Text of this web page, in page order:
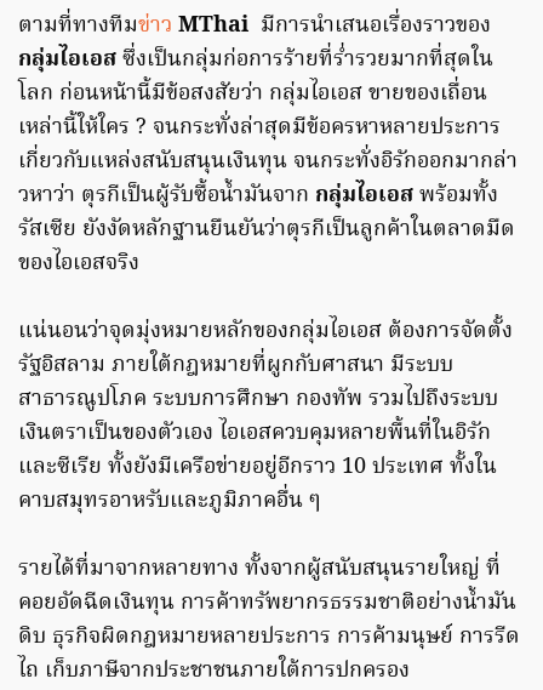
ตามที่ทางทีมข่าว MThai มีการนำเสนอเรื่องราวของ
กลุ่มไอเอสซึ่งเป็นกลุ่มก่อการร้ายที่ร่ำรวยมากที่สุดใน
โลก ก่อนหน้านี้มีข้อสงสัยว่า กลุ่มไอเอส ขายของเถื่อน
เหล่านี้ให้ใคร ? จนกระทั่งล่าสุดมีข้อครหาหลายประการ
เกี่ยวกับแหล่งสนับสนุนเงินทุน จนกระทั่งอิรักออกมากล่า
วหาว่า ตุรกีเป็นผู้รับซื้อน้ำมันจาก กลุ่มไอเอสพร้อมทั้ง
รัสเซีย ยังงัดหลักฐานยืนยันว่าตุรกีเป็นลูกค้าในตลาดมืด
ของไอเอสจริง
แน่นอนว่าจุดมุ่งหมายหลักของกลุ่มไอเอส ต้องการจัดตั้ง
รัฐอิสลาม ภายใต้กฎหมายที่ผูกกับศาสนา มีระบบ
สาธารณูปโภค ระบบการศึกษา กองทัพ รวมไปถึงระบบ
เงินตราเป็นของตัวเอง ไอเอสควบคุมหลายพื้นที่ในอิรัก
และซีเรีย ทั้งยังมีเครือข่ายอยู่อีกราว 10 ประเทศ ทั้งใน
คาบสมุทรอาหรับและภูมิภาคอื่น ๆ
รายได้ที่มาจากหลายทาง ทั้งจากผู้สนับสนุนรายใหญ่ ที่
คอยอัดฉีดเงินทุน การค้าทรัพยากรธรรมชาติอย่างน้ำมัน
ดิบ ธุรกิจผิดกฎหมายหลายประการ การค้ามนุษย์ การรีด
ไถ เก็บภาษีจากประชาชนภายใต้การปกครอง